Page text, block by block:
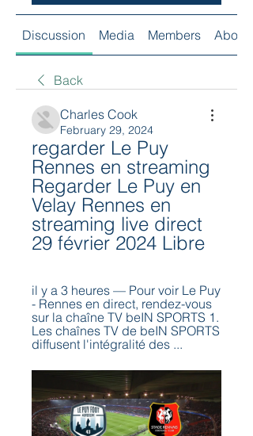
Discussion Media Members About
Back
Charles Cook
February 29, 2024
regarder Le Puy
Rennes en streaming
Regarder Le Puy en
Velay Rennes en
streaming live direct
29 février 2024 Libre
il y a 3 heures — Pour voir Le Puy
- Rennes en direct, rendez-vous
sur la chaîne TV beIN SPORTS 1.
Les chaînes TV de beIN SPORTS
diffusent l'intégralité des ...